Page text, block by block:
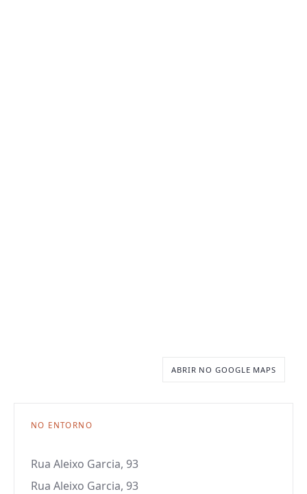
ABRIR NO GOOGLE MAPS
NO ENTORNO
Rua Aleixo Garcia, 93
Rua Aleixo Garcia, 93